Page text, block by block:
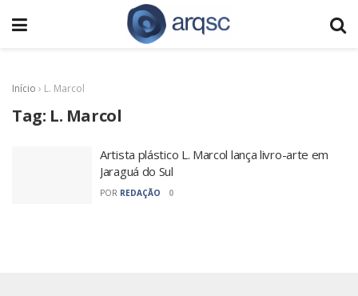
Início › L. Marcol
Tag: L. Marcol
Artista plástico L. Marcol lança livro-arte em
Jaraguá do Sul
POR REDAÇÃO 0